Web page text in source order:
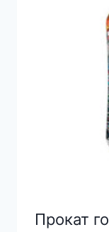
Прокат